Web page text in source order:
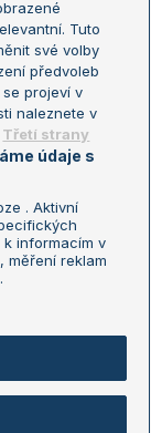
osobních
ČTK.
Tuto
své volby
předvoleb
projeví v
naleznete v
Třetí strany
údaje s
. Aktivní
informacím v
měření reklam